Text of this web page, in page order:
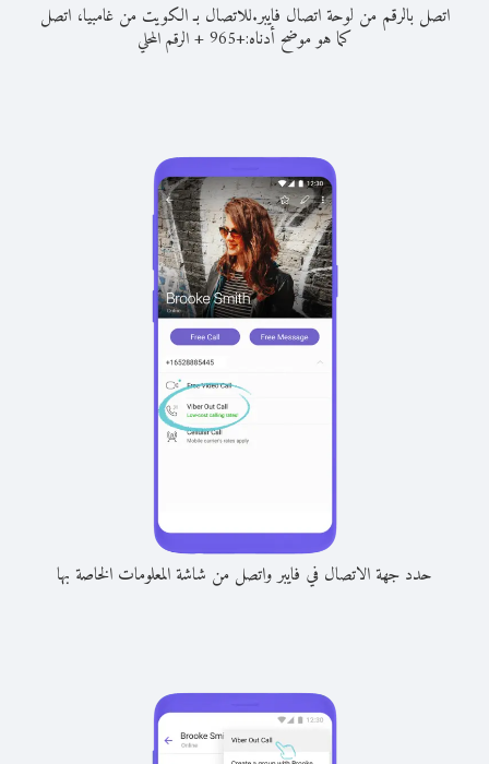
اتصل بالرقم من لوحة اتصال فايبر.للاتصال بـ الكويت من غامبيا، اتصل
كما هو موضح أدناه:+
965
+الرقم المحلي
حدد جهة الاتصال في فايبر واتصل من شاشة المعلومات الخاصة بها